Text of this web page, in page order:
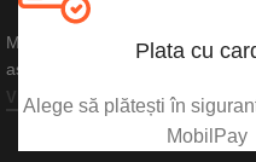
Mașina de tăiat de mare putere
așteptați de la mașinile de tăiat
VEZI PRODUSUL
Plata cu
Alege să plătești în
MobilPay